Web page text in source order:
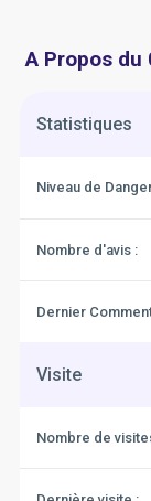
A Propos du
Statistiques
Niveau de
Nombre d'avis :
Dernier
Visite
Nombre de